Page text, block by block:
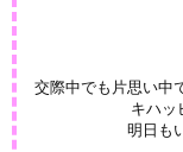
交際中でも片思い中
キハッ
明日も